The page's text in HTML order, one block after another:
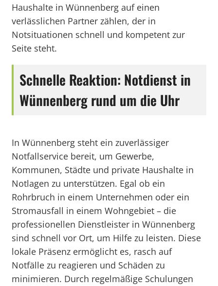
Haushalte in Wünnenberg auf einen
verlässlichen Partner zählen, der in
Notsituationen schnell und kompetent zur
Seite steht.
Schnelle Reaktion: Notdienst in
Wünnenberg rund um die Uhr
In Wünnenberg steht ein zuverlässiger
Notfallservice bereit, um Gewerbe,
Kommunen, Städte und private Haushalte in
Notlagen zu unterstützen. Egal ob ein
Rohrbruch in einem Unternehmen oder ein
Stromausfall in einem Wohngebiet – die
professionellen Dienstleister in Wünnenberg
sind schnell vor Ort, um Hilfe zu leisten. Diese
lokale Präsenz ermöglicht es, rasch auf
Notfälle zu reagieren und Schäden zu
minimieren. Durch regelmäßige Schulungen